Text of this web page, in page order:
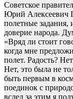
Советское
Юрий Алексеевич
полетные задания,
доверие народа.
«Вряд ли стоит
когда мне
полет. Радость?
Нет, это была не
быть первым в
поединок с
вслед за этим я